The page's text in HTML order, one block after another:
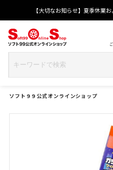
【大切なお知らせ】夏季休業
ソフト９９公式オンラインショップ